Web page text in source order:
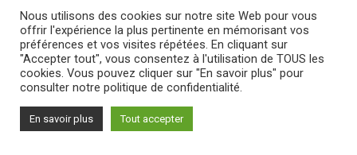
Nous utilisons des cookies sur notre site Web pour vous
offrir l'expérience la plus pertinente en mémorisant vos
préférences et vos visites répétées. En cliquant sur
"Accepter tout", vous consentez à l'utilisation de TOUS les
cookies. Vous pouvez cliquer sur "En savoir plus" pour
consulter notre politique de confidentialité.
En savoir plus Tout accepter